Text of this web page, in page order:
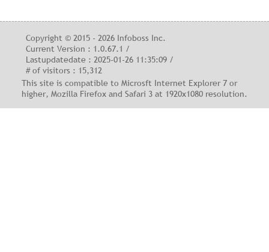
Copyright © 2015 - 2026 Infoboss Inc.
Current Version : 1.0.67.1 /
Lastupdatedate : 2025-01-26 11:35:09 /
# of visitors : 15,312
This site is compatible to Microsft Internet Explorer 7 or
higher, Mozilla Firefox and Safari 3 at 1920x1080 resolution.